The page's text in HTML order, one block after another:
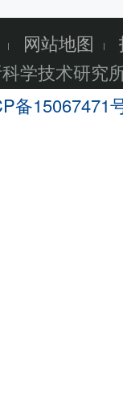
网站地图
学技术研究
备15067471